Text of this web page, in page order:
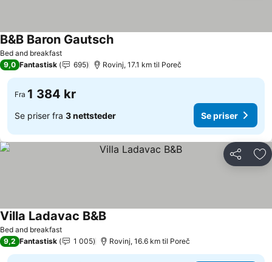
Bed and breakfast
B&B Baron GautschSe priser
9,0 Fantastisk 695 Rovinj, 17.1 km til Poreč
Fra 1 384 kr
Se priser fra 3 nettsteder Se priser
Del
Bed and breakfast
Villa Ladavac B&BSe priser
9,2 Fantastisk 1 005 Rovinj, 16.6 km til Poreč